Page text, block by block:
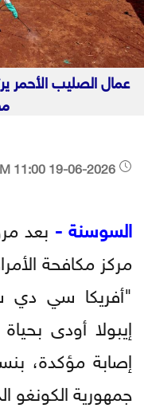
عمال الصليب الأحمر
السوسنة - بعد
مركز مكافحة
"أفريكا سي
جمهورية الكونغو